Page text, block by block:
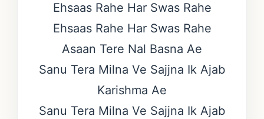
Ehsaas Rahe Har Swas Rahe
Ehsaas Rahe Har Swas Rahe
Asaan Tere Nal Basna Ae
Sanu Tera Milna Ve Sajjna Ik Ajab
Karishma Ae
Sanu Tera Milna Ve Sajjna Ik Ajab